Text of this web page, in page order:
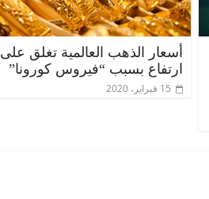
أسعار الذهب العالمية تغلق على
ارتفاع بسبب “فيروس كورونا”
15 فبراير، 2020